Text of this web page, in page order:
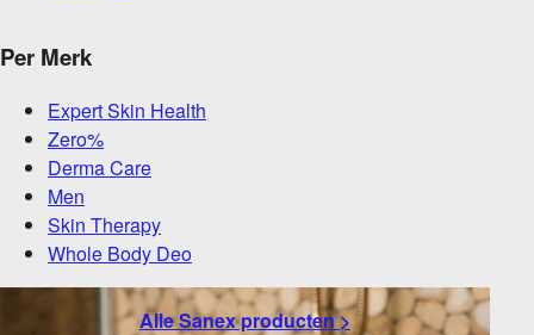
Per Merk
Expert Skin Health
Zero%
Derma Care
Men
Skin Therapy
Whole Body Deo
Alle Sanex producten >